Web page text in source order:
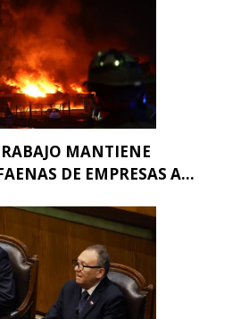
MANTIENE
DE EMPRESAS A...